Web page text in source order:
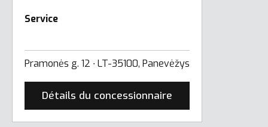
Service
Pramonės g. 12 ∙ LT-35100, Panevėžys
Détails du concessionnaire